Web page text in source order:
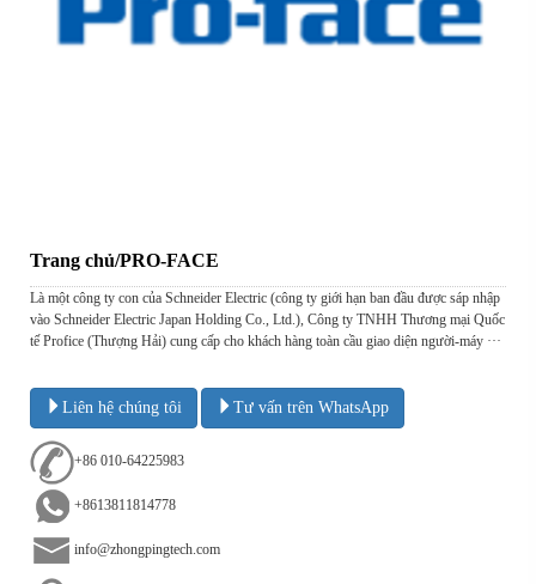
Trang chủ/PRO-FACE
Là một công ty con của Schneider Electric (công ty giới hạn ban đầu được sáp nhập
vào Schneider Electric Japan Holding Co., Ltd.), Công ty TNHH Thương mại Quốc
tế Profice (Thượng Hải) cung cấp cho khách hàng toàn cầu giao diện người-máy ···
Liên hệ chúng tôi Tư vấn trên WhatsApp
+86 010-64225983
+8613811814778
info@zhongpingtech.com